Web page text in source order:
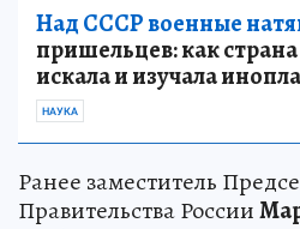
Над СССР военные
пришельцев: как страна
искала и изучала
НАУКА
Ранее заместитель
Правительства России